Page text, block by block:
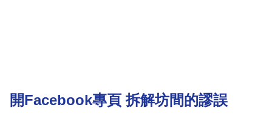
開Facebook專頁 拆解坊間的謬誤